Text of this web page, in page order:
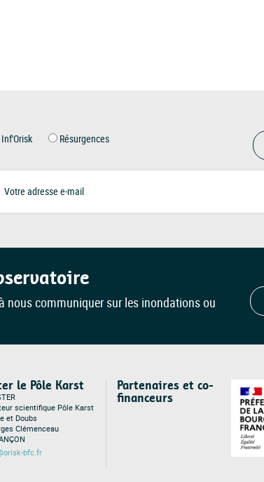
Inf'Orisk Résurgences
nous communiquer sur les inondations ou
le Pôle Karst
scientifique Pôle Karst
et Doubs
Clémenceau
bfc.fr
Partenaires et co-
financeurs